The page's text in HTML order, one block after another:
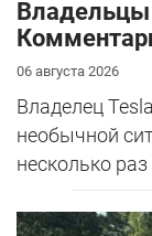
Владельцы
06 августа 2026
Владелец
необычной
несколько